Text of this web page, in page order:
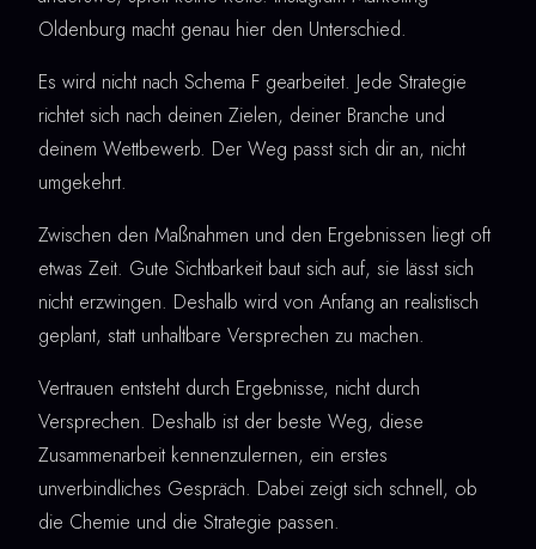
Oldenburg macht genau hier den Unterschied.
Es wird nicht nach Schema F gearbeitet. Jede Strategie
richtet sich nach deinen Zielen, deiner Branche und
deinem Wettbewerb. Der Weg passt sich dir an, nicht
umgekehrt.
Zwischen den Maßnahmen und den Ergebnissen liegt oft
etwas Zeit. Gute Sichtbarkeit baut sich auf, sie lässt sich
nicht erzwingen. Deshalb wird von Anfang an realistisch
geplant, statt unhaltbare Versprechen zu machen.
Vertrauen entsteht durch Ergebnisse, nicht durch
Versprechen. Deshalb ist der beste Weg, diese
Zusammenarbeit kennenzulernen, ein erstes
unverbindliches Gespräch. Dabei zeigt sich schnell, ob
die Chemie und die Strategie passen.